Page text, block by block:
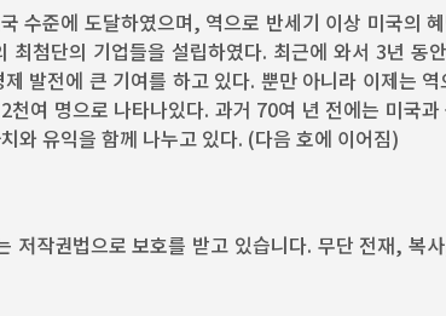
수준에 도달하였으며, 역으로 반세기 이상 미국의
첨단의 기업들을 설립하였다. 최근에 와서 3년 동
발전에 큰 기여를 하고 있다. 뿐만 아니라 이제는
여 명으로 나타나있다. 과거 70여 년 전에는 미국과
와 유익을 함께 나누고 있다. (다음 호에 이어짐)
권법으로 보호를 받고 있습니다. 무단 전재, 복